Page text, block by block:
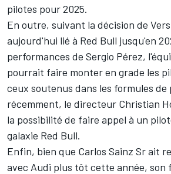
pilotes pour 2025.
En outre, suivant la décision de
aujourd'hui lié à Red Bull jusqu'en
performances de Sergio Pérez,
pourrait faire monter en grade les
ceux soutenus dans les formules de
récemment, le directeur Christian
la possibilité de faire appel à un
galaxie Red Bull.
Enfin, bien que Carlos Sainz Sr ait
avec Audi plus tôt cette année, son